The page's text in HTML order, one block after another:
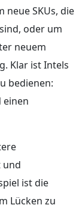
neue SKUs, die
oder um
neuem
Klar ist Intels
bedienen:
einen
und
ist die
Lücken zu